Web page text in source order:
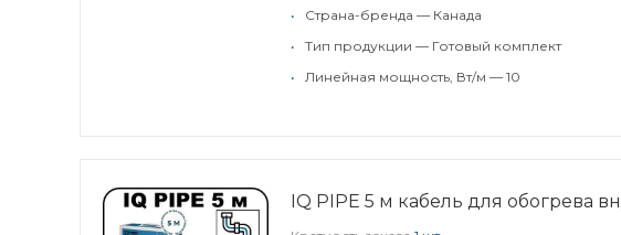
•
Страна-бренда — Канада
•
Тип продукции — Готовый комплект
•
Линейная мощность, Вт/м — 10
IQ PIPE 5 м кабель для обогрева